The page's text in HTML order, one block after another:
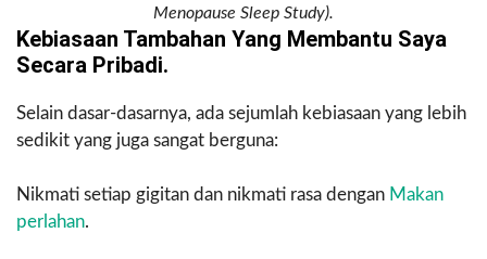
Menopause Sleep Study).
Kebiasaan Tambahan Yang Membantu Saya
Secara Pribadi.
Selain dasar-dasarnya, ada sejumlah kebiasaan yang lebih
sedikit yang juga sangat berguna:
Nikmati setiap gigitan dan nikmati rasa dengan Makan
perlahan.